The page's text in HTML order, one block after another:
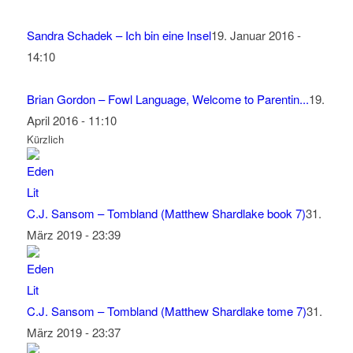
Sandra Schadek – Ich bin eine Insel19. Januar 2016 -
14:10
Brian Gordon – Fowl Language, Welcome to Parentin...19.
April 2016 - 11:10
Kürzlich
C.J. Sansom – Tombland (Matthew Shardlake book 7)31.
März 2019 - 23:39
C.J. Sansom – Tombland (Matthew Shardlake tome 7)31.
März 2019 - 23:37